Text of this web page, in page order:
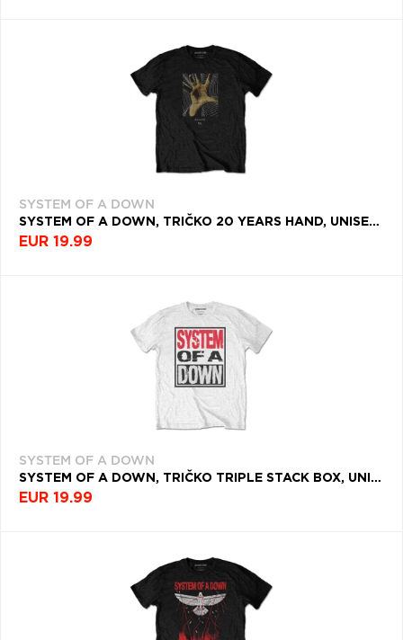
SYSTEM OF A DOWN
SYSTEM OF A DOWN, TRIČKO 20 YEARS HAND, UNISEX, ČIERNA
EUR 19.99
SYSTEM OF A DOWN
SYSTEM OF A DOWN, TRIČKO TRIPLE STACK BOX, UNISEX, BIELA
EUR 19.99